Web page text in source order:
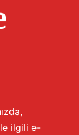
ilgili e-